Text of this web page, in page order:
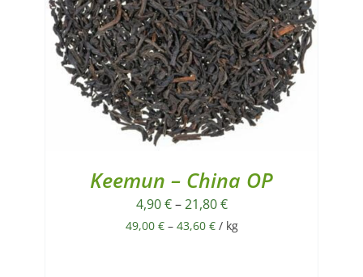
Keemun – China OP
4,90€–21,80€
49,00 €– 43,60 €/ kg